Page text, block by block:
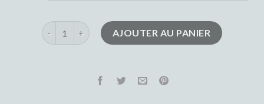
quantité de jeans le temps des cerises
AJOUTER AU PANIER